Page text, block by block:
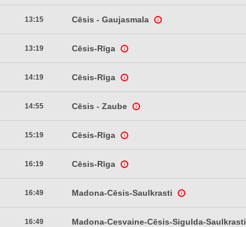
13:15 Cēsis - Gaujasmala
13:19 Cēsis-Rīga
14:19 Cēsis-Rīga
14:55 Cēsis - Zaube
15:19 Cēsis-Rīga
16:19 Cēsis-Rīga
16:49 Madona-Cēsis-Saulkrasti
16:49 Madona-Cesvaine-Cēsis-Sigulda-Saulkrasti